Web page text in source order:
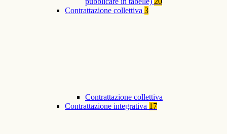
Contrattazione collettiva 3
Contrattazione collettiva
Contrattazione integrativa 17